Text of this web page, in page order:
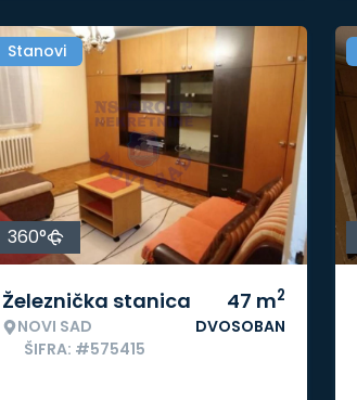
Stanovi
360°
Železnička stanica
NOVI SAD
ŠIFRA: #575415
47 m2
DVOSOBAN